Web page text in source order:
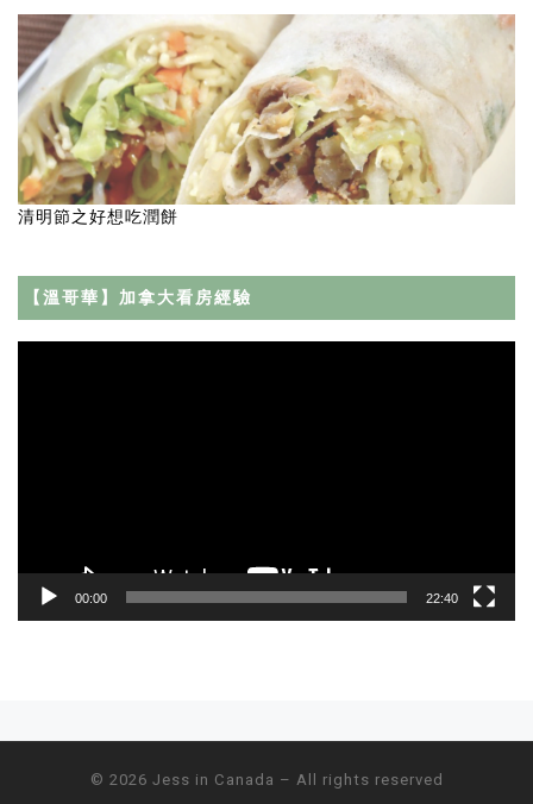
清明節之好想吃潤餅
【溫哥華】加拿大看房經驗
00:00 22:40
© 2026 Jess in Canada – All rights reserved